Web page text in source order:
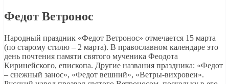
Федот Ветронос
Народный праздник «Федот Ветронос» отмечается 15 марта
(по старому стилю – 2 марта). В православном календаре это
день почтения памяти святого мученика Феодота
Киринейского, епископа. Другие названия праздника: «Федот
– снежный занос», «Федот вешний», «Ветры-вихровеи».